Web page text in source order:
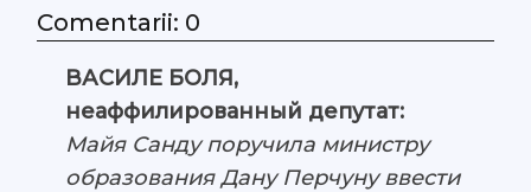
Comentarii: 0
ВАСИЛЕ БОЛЯ,
неаффилированный депутат:
Майя Санду поручила министру
образования Дану Перчуну ввести